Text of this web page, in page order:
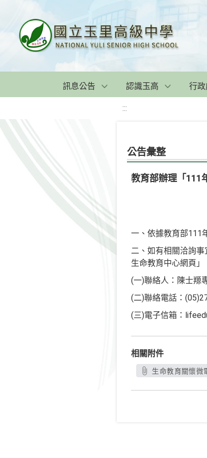
訊息公告 認識玉高 行
:::
公告彙整
教育部辦理「111
一、依據教育部111
二、如有相關洽詢
生命教育中心網頁
(一)聯絡人：陳士羱
(二)聯絡電話：
(三)電子信箱：
相關附件
生命教育關懷微